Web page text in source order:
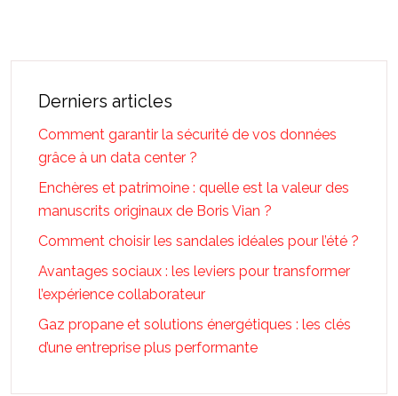
Derniers articles
Comment garantir la sécurité de vos données
grâce à un data center ?
Enchères et patrimoine : quelle est la valeur des
manuscrits originaux de Boris Vian ?
Comment choisir les sandales idéales pour l’été ?
Avantages sociaux : les leviers pour transformer
l’expérience collaborateur
Gaz propane et solutions énergétiques : les clés
d’une entreprise plus performante